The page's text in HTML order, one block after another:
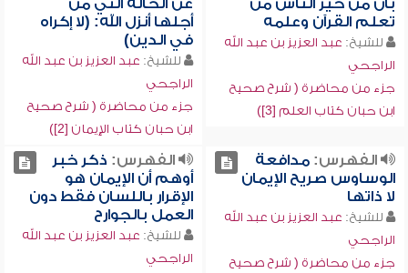
بأن من خير الناس من
تعلم القرآن وعلمه
للشيخ: عبد العزيز بن عبد الله
الراجحي
جزء من محاضرة ( شرح صحيح
ابن حبان كتاب العلم [3])
عن الحالة التي من
أجلها أنزل الله: (لا إكراه
في الدين)
للشيخ: عبد العزيز بن عبد الله
الراجحي
جزء من محاضرة ( شرح صحيح
ابن حبان كتاب الإيمان [2])
الفهرس:مدافعة
الوساوس صريح الإيمان
لا ذاتها
للشيخ: عبد العزيز بن عبد الله
الراجحي
جزء من محاضرة ( شرح صحيح
الفهرس: ذكر خبر
أوهم أن الإيمان هو
الإقرار باللسان فقط دون
العمل بالجوارح
للشيخ: عبد العزيز بن عبد الله
الراجحي